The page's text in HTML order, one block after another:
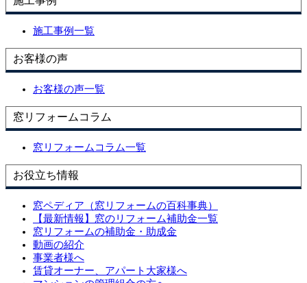
施工事例一覧
お客様の声
お客様の声一覧
窓リフォームコラム
窓リフォームコラム一覧
お役立ち情報
窓ペディア（窓リフォームの百科事典）
【最新情報】窓のリフォーム補助金一覧
窓リフォームの補助金・助成金
動画の紹介
事業者様へ
賃貸オーナー、アパート大家様へ